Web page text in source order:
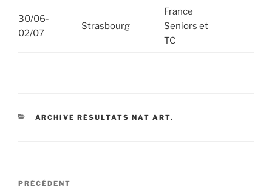
30/06-
02/07
Strasbourg
France
Seniors et
TC
CATÉGORIES
ARCHIVE RÉSULTATS NAT ART.
Navigation
Article
PRÉCÉDENT